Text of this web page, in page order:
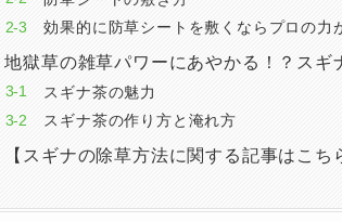
効果的に防草シートを敷くならプロの力
地獄草の雑草パワーにあやかる！？スギ
スギナ茶の魅力
スギナ茶の作り方と淹れ方
【スギナの除草方法に関する記事はこち